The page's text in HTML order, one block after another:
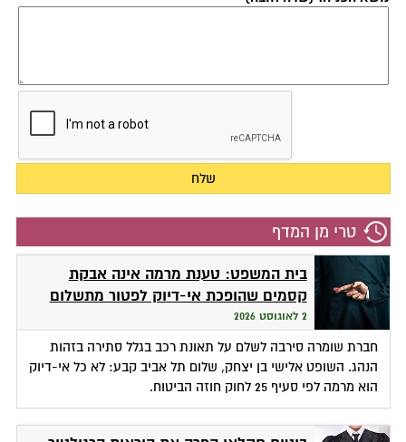
טרי מן המדף
בית המשפט: טענת מרמה אינה אבקת
קסמים שהופכת אי-דיוק לפטור מתשלום
2 לאוגוסט 2026
חברת שומרה סירבה לשלם על תאונת רכב בגלל סתירה בזהות
הנהג. השופט אלישי בן יצחק, שלום תל אביב קבע: לא כל אי-דיוק
הוא מרמה לפי סעיף 25 לחוק חוזה הביטוח.